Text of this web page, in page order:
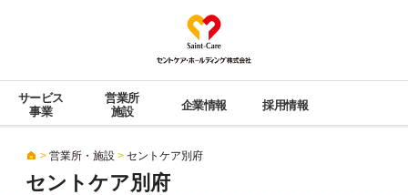
サービス
事業
営業所
施設
企業情報 採用情報
> 営業所・施設 > セントケア別府
セントケア別府